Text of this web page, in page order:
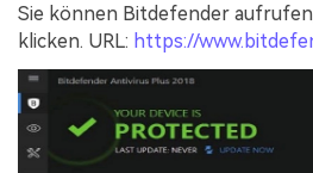
Sie können Bitdefender
klicken. URL: https://